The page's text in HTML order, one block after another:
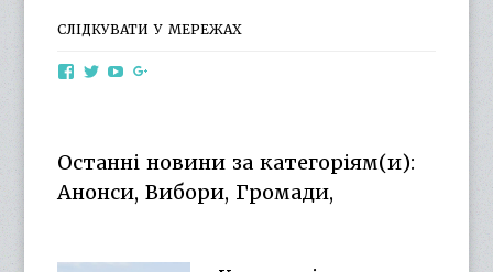
СЛІДКУВАТИ У МЕРЕЖАХ
ViewViewView
YouTube
Останні новини за категоріям(и):
Анонси, Вибори, Громади,